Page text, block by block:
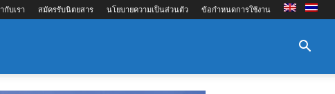
บเรา สมัครรับนิตยสาร นโยบายความเป็นส่วนตัว ข้อกำหนดการใช้งาน